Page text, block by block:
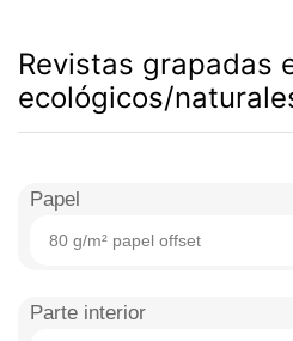
Revistas grapadas
ecológicos/
Papel
80 g/m² papel offset
Parte interior